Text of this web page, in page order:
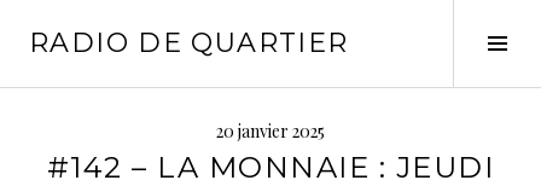
RADIO DE QUARTIER
20 janvier 2025
#142 – LA MONNAIE : JEUDI